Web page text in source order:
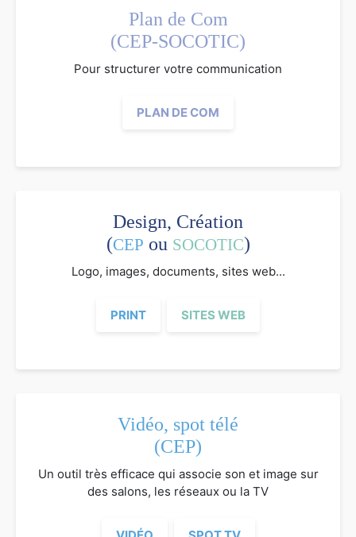
Plan de Com
(CEP-SOCOTIC)
Pour structurer votre communication
PLAN DE COM
Design, Création
(CEP ou SOCOTIC)
Logo, images, documents, sites web...
PRINT SITES WEB
Vidéo, spot télé
(CEP)
Un outil très efficace qui associe son et image sur
des salons, les réseaux ou la TV